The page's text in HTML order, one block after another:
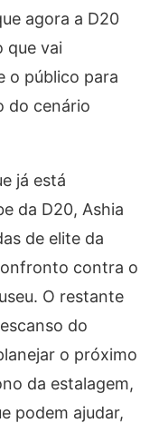
agora a D20
que vai
o público para
do cenário
já está
da D20, Ashia
de elite da
contra o
O restante
do
o próximo
da estalagem,
podem ajudar,